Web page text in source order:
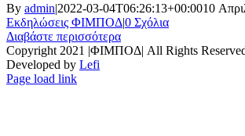
By admin|2022-03-04T06:26:13+00:0010
Εκδηλώσεις ΦΙΜΠΟΔ|0 Σχόλια
Διαβάστε περισσότερα
Copyright 2021 |ΦΙΜΠΟΔ| All Rights
Developed by Lefi
Page load link